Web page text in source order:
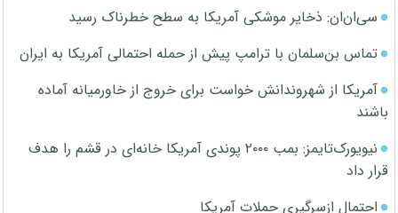
سی‌ان‌ان: ذخایر موشکی آمریکا به سطح خطرناک رسید
تماس بن‌سلمان با ترامپ پیش از حمله احتمالی آمریکا به ایران
آمریکا از شهروندانش خواست برای خروج از خاورمیانه آماده
باشند
نیویورک‌تایمز: بمب ۲۰۰۰ پوندی آمریکا خانه‌ای در قشم را هدف
قرار داد
احتمال ازسرگیری حملات آمریکا